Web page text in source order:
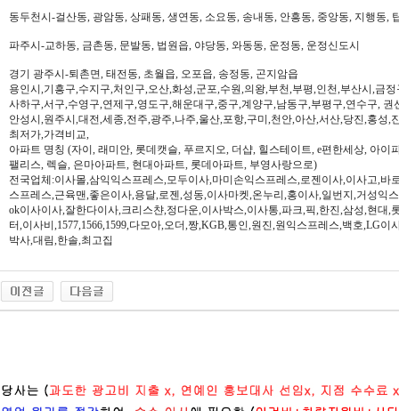
동두천시-걸산동, 광암동, 상패동, 생연동, 소요동, 송내동, 안흥동, 중앙동, 지행동,
파주시-교하동, 금촌동, 문발동, 법원읍, 야당동, 와동동, 운정동, 운정신도시
경기 광주시-퇴촌면, 태전동, 초월읍, 오포읍, 송정동, 곤지암읍
용인시,기흥구,수지구,처인구,오산,화성,군포,수원,의왕,부천,부평,인천,부산시,금
사하구,서구,수영구,연제구,영도구,해운대구,중구,계양구,남동구,부평구,연수구,
안성시,원주시,대전,세종,전주,광주,나주,울산,포항,구미,천안,아산,서산,당진,홍성,
최저가,가격비교,
아파트 명칭 (자이, 래미안, 롯데캣슬, 푸르지오, 더샵, 힐스테이트, e편한세상, 아이
팰리스, 렉슬, 은마아파트, 현대아파트, 롯데아파트, 부영사랑으로)
전국업체:이사몰,삼익익스프레스,모두이사,마미손익스프레스,로젠이사,이사고,바
스프레스,근육맨,좋은이사,용달,로젠,성동,이사마켓,온누리,홍이사,일번지,거성익
ok이사이사,잘한다이사,크리스챤,정다운,이사박스,이사통,파크,픽,한진,삼성,현대,
터,이사비,1577,1566,1599,다모아,오더,짱,KGB,통인,원진,원익스프레스,백호,LG
박사,대림,한솔,최고집